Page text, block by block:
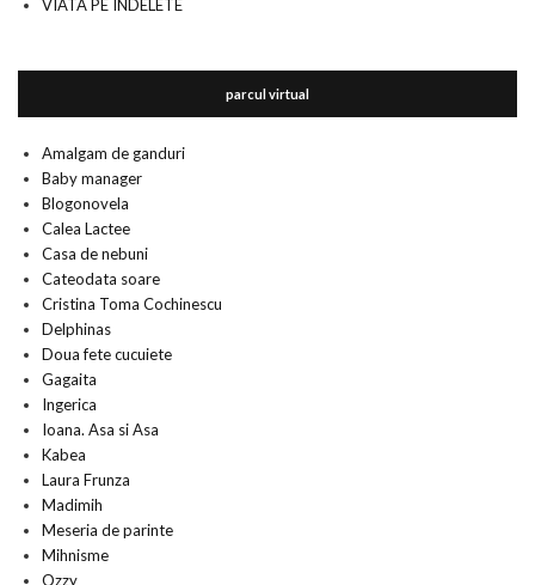
VIATA PE INDELETE
parcul virtual
Amalgam de ganduri
Baby manager
Blogonovela
Calea Lactee
Casa de nebuni
Cateodata soare
Cristina Toma Cochinescu
Delphinas
Doua fete cucuiete
Gagaita
Ingerica
Ioana. Asa si Asa
Kabea
Laura Frunza
Madimih
Meseria de parinte
Mihnisme
Ozzy